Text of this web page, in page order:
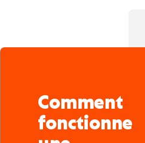
Comment
fonctionne